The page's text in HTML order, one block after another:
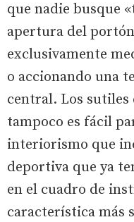
que nadie busque
apertura del
exclusivamente
o accionando una
central. Los sutiles
tampoco es fácil
interiorismo que
deportiva que ya
en el cuadro de
característica más